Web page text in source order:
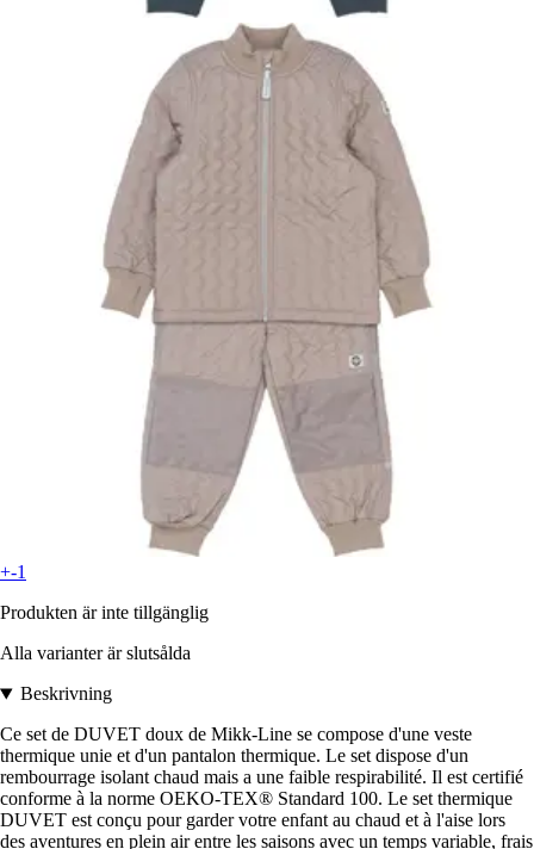
+-1
Produkten är inte tillgänglig
Alla varianter är slutsålda
Beskrivning
Ce set de DUVET doux de Mikk-Line se compose d'une veste
thermique unie et d'un pantalon thermique. Le set dispose d'un
rembourrage isolant chaud mais a une faible respirabilité. Il est certifié
conforme à la norme OEKO-TEX® Standard 100. Le set thermique
DUVET est conçu pour garder votre enfant au chaud et à l'aise lors
des aventures en plein air entre les saisons avec un temps variable, frais